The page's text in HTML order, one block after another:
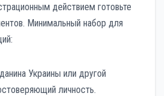
действием готовьте
Минимальный набор для
Украины или другой
личность.